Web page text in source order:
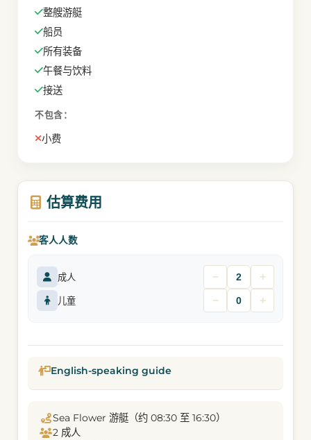
整艘游艇
船员
所有装备
午餐与饮料
接送
不包含：
小费
估算费用
客人人数
成人 − +
儿童 − +
English-speaking guide
Sea Flower 游艇（约 08:30 至 16:30）
2 成人